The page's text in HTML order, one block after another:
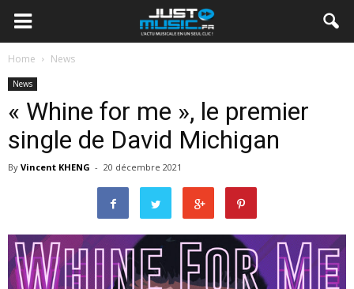
Home News
News
« Whine for me », le premier
single de David Michigan
By Vincent KHENG - 20 décembre 2021